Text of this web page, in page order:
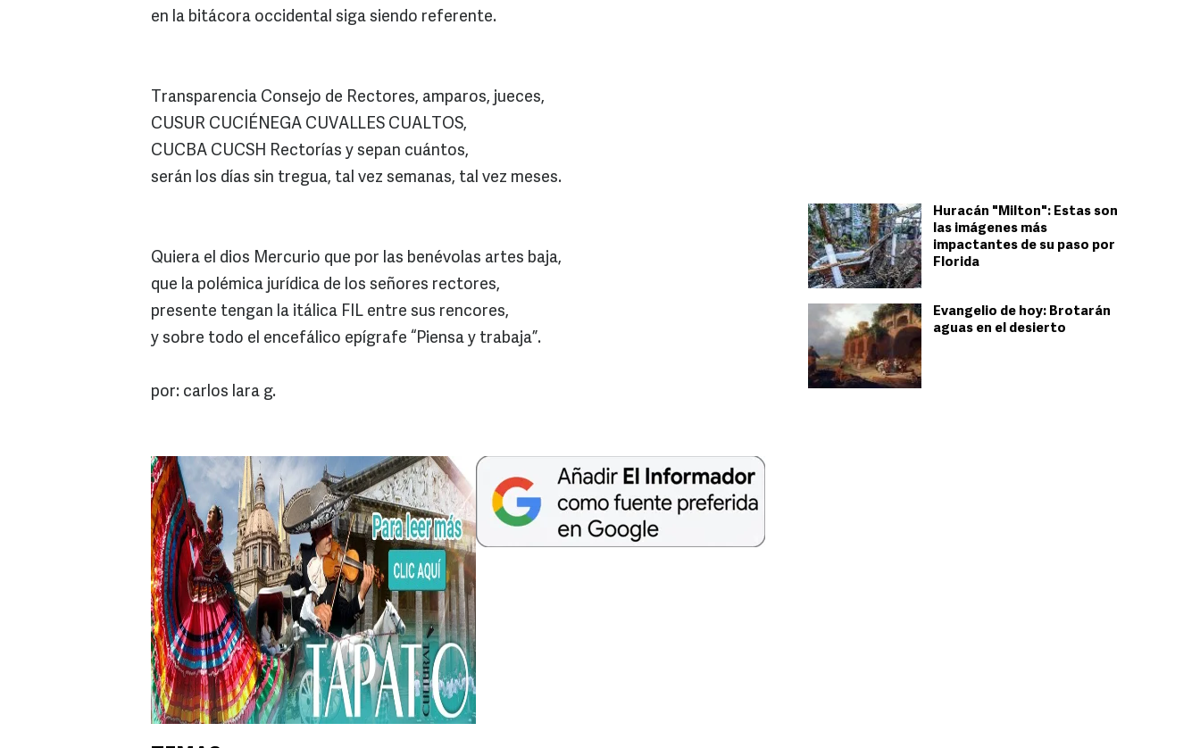
Huracán "Milton": Estas son
las imágenes más
impactantes de su paso por
Florida
Evangelio de hoy: Brotarán
aguas en el desierto
en la bitácora occidental siga siendo referente.
Transparencia Consejo de Rectores, amparos, jueces,
CUSUR CUCIÉNEGA CUVALLES CUALTOS,
CUCBA CUCSH Rectorías y sepan cuántos,
serán los días sin tregua, tal vez semanas, tal vez meses.
Quiera el dios Mercurio que por las benévolas artes baja,
que la polémica jurídica de los señores rectores,
presente tengan la itálica FIL entre sus rencores,
y sobre todo el encefálico epígrafe “Piensa y trabaja”.
por: carlos lara g.